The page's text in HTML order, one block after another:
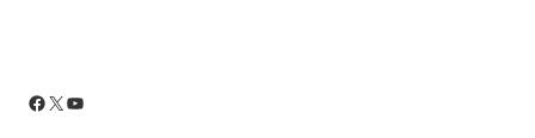
Facebook
X YouTube